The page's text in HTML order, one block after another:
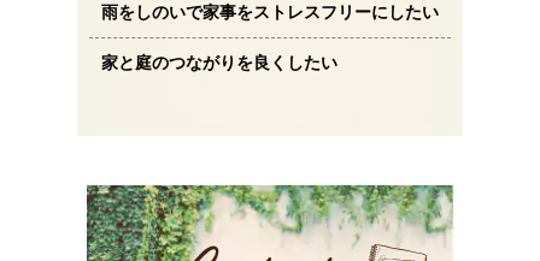
雨をしのいで家事をストレスフリーにしたい
家と庭のつながりを良くしたい